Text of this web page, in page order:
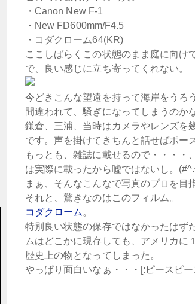
・Canon New F-1
・New FD600mm/F4.5
・コダクローム64(KR)
ここしばらくこの状態のまま庭に向け
で、良い感じに立ち寄ってくれない。
今どきこんな望遠を持って海岸をうろ
間違われて、騒ぎになってしまうのか
鎌倉、三浦、当時はカメラやレンズを
です。声を掛けてきちんと話せばポー
もっとも、雑誌に載せるので・・・
は実際に載ったから嘘ではないし。
まぁ、そんなこんなで写真のプロを目
それと、驚きなのはこのフィルム。
コダクローム 。
特別良い状態の保存ではなかったはず
ムはどこかに現存しても、アメリカに
歴史上の物となってしまった。
やっぱり面白いなぁ・・・[:ピースピー